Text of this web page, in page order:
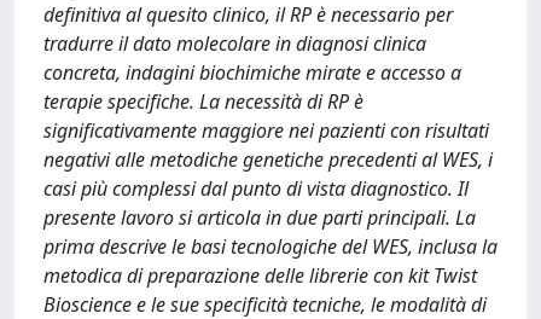
definitiva al quesito clinico, il RP è necessario per
tradurre il dato molecolare in diagnosi clinica
concreta, indagini biochimiche mirate e accesso a
terapie specifiche. La necessità di RP è
significativamente maggiore nei pazienti con risultati
negativi alle metodiche genetiche precedenti al WES, i
casi più complessi dal punto di vista diagnostico. Il
presente lavoro si articola in due parti principali. La
prima descrive le basi tecnologiche del WES, inclusa la
metodica di preparazione delle librerie con kit Twist
Bioscience e le sue specificità tecniche, le modalità di